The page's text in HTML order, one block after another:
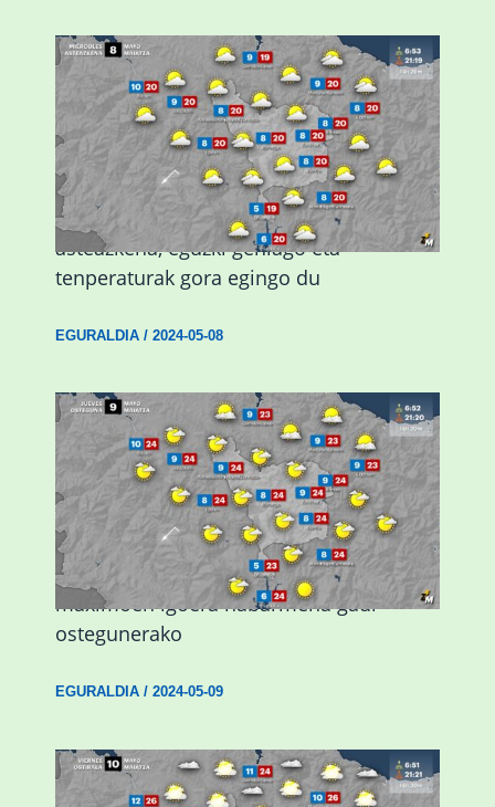
Eguraldiak hobera egingo du gaur,
asteazkena, eguzki gehiago eta
tenperaturak gora egingo du
EGURALDIA/ 2024-05-08
Giro eguzkitsua eta tenperatura
maximoen igoera nabarmena gaur
ostegunerako
EGURALDIA/ 2024-05-09